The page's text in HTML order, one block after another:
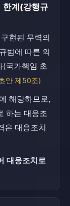
한계(강행규
현된 무력의
범에 따른 의
(국가책임 초
안 제50조)
해당하므로,
하는 대응조
은 대응조치
대응조치로